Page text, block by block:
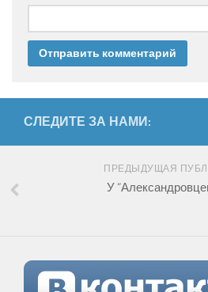
СЛЕДИТЕ ЗА НАМИ:
ПРЕДЫДУЩАЯ
У